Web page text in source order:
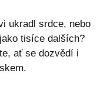
ukradl srdce, nebo
tisíce dalších?
ať se dozvědí i